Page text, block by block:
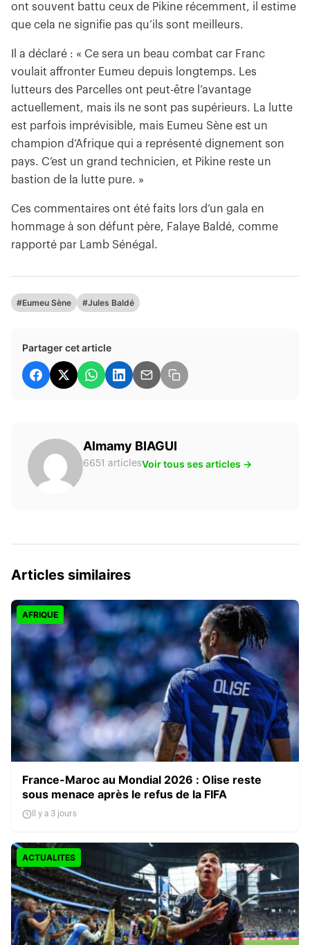
ont souvent battu ceux de Pikine récemment, il estime
que cela ne signifie pas qu’ils sont meilleurs.
Il a déclaré : « Ce sera un beau combat car Franc
voulait affronter Eumeu depuis longtemps. Les
lutteurs des Parcelles ont peut-être l’avantage
actuellement, mais ils ne sont pas supérieurs. La lutte
est parfois imprévisible, mais Eumeu Sène est un
champion d’Afrique qui a représenté dignement son
pays. C’est un grand technicien, et Pikine reste un
bastion de la lutte pure. »
Ces commentaires ont été faits lors d’un gala en
hommage à son défunt père, Falaye Baldé, comme
rapporté par Lamb Sénégal.
#Eumeu Sène #Jules Baldé
Partager cet article
Almamy BIAGUI
6651 articlesVoir tous ses articles →
Articles similaires
AFRIQUE
France-Maroc au Mondial 2026 : Olise reste
sous menace après le refus de la FIFA
Il y a 3 jours
ACTUALITES